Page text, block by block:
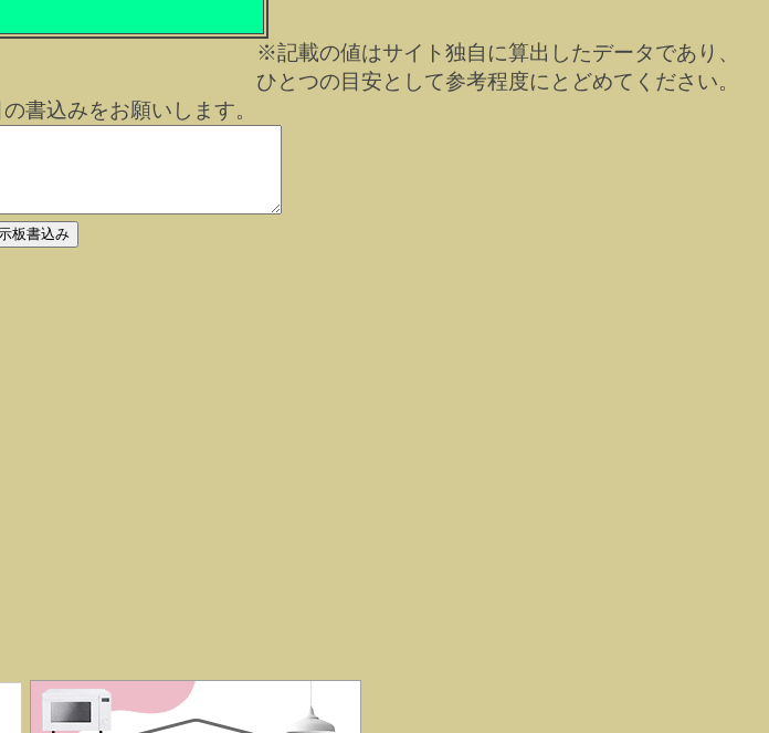
※記載の値はサイト独自に算出したデータであり、
ひとつの目安として参考程度にとどめてください。
書込みをお願いします。